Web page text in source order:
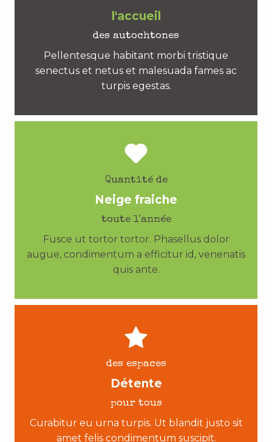
l'accueil
des autochtones
Pellentesque habitant morbi tristique
senectus et netus et malesuada fames ac
turpis egestas.
Quantité de
Neige fraiche
toute l'année
Fusce ut tortor tortor. Phasellus dolor
augue, condimentum a efficitur id, venenatis
quis ante.
des espaces
Détente
pour tous
Curabitur eu urna turpis. Ut blandit justo sit
amet felis condimentum suscipit.